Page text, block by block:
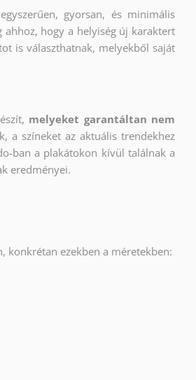
gyorsan, és minimális
ahhoz, hogy a helyiség új karaktert
is választhatnak, melyekből saját
melyeket garantáltan nem
a színeket az aktuális trendekhez
ban a plakátokon kívül találnak a
eredményei.
konkrétan ezekben a méretekben: